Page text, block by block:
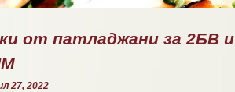
от патладжани за 2БВ и
27, 2022